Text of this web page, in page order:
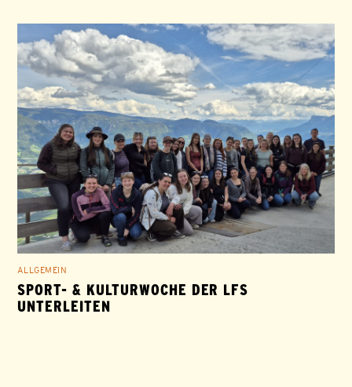
ALLGEMEIN
SPORT- & KULTURWOCHE DER LFS
UNTERLEITEN